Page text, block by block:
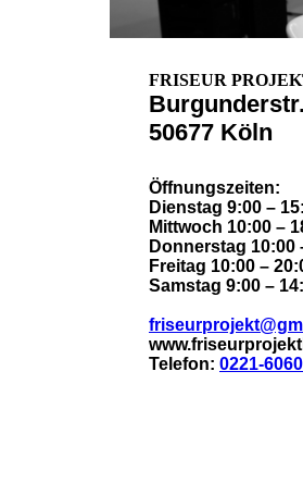
FRISEUR
50677 Köln
Öffnungszeiten:
Dienstag 9:00 –
Mittwoch 10:00 –
Donnerstag 10:00
Freitag 10:00 –
Samstag 9:00 –
Telefon: 0221-